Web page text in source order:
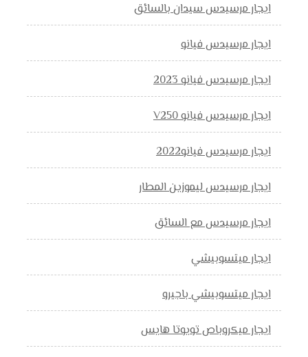
ايجار مرسيدس سيدان بالسائق
ايجار مرسيدس فيانو
ايجار مرسيدس فيانو 2023
ايجار مرسيدس فيانو V250
ايجار مرسيدس فيانو2022
ايجار مرسيدس ليموزين المطار
ايجار مرسيدس مع السائق
ايجار ميتسوبيشي
ايجار ميتسوبيشي باجيرو
ايجار ميكروباص تويوتا هايس